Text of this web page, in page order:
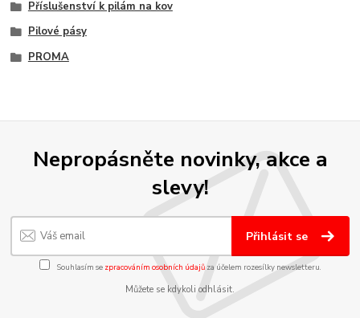
Příslušenství k pilám na kov
Pilové pásy
PROMA
Nepropásněte novinky, akce a
slevy!
Přihlásit se
Souhlasím se zpracováním osobních údajůza účelem rozesílky newsletteru.
Můžete se kdykoli odhlásit.